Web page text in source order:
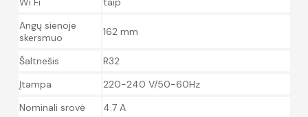
Angų sienoje
skersmuo
162 mm
Šaltnešis
R32
Įtampa
220-240 V/50-60Hz
Nominali srovė
4.7 A